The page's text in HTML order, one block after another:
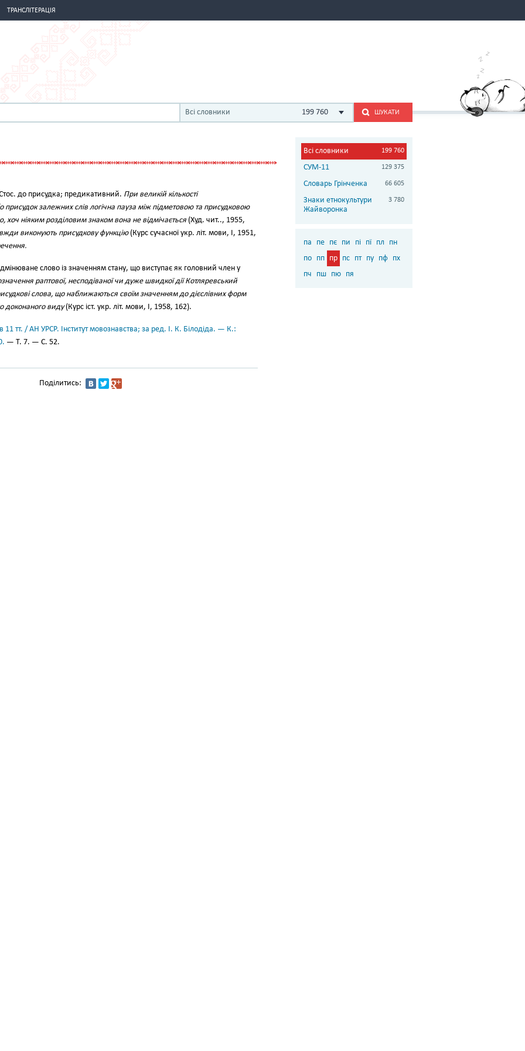
ТРАНСЛІТЕРАЦІЯ
Всі словники 199 760 ШУКАТИ
до присудка; предикативний. При великій кількості
залежних слів логічна пауза між підметовою та присудковою
хоч ніяким розділовим знаком вона не відмічається (Худ. чит.., 1955,
виконують присудкову функцію(Курс сучасної укр. літ. мови, І, 1951,
слово із значенням стану, що виступає як головний член у
раптової, несподіваної чи дуже швидкої дії Котляревський
слова, що наближаються своїм значенням до дієслівних форм
доконаного виду(Курс іст. укр. літ. мови, І, 1958, 162).
11 тт. / АН УРСР. Інститут мовознавства; за ред. І. К. Білодіда. — К.:
— Т. 7. — С. 52.
Поділитись:
Всі словники 199 760
СУМ-11 129 375
Словарь Грінченка 66 605
Знаки етнокультури
Жайворонка
3 780
па пе пє пи пі пї пл
пн
по пп пр пс пт пу пф пх
пч
пш пю пя